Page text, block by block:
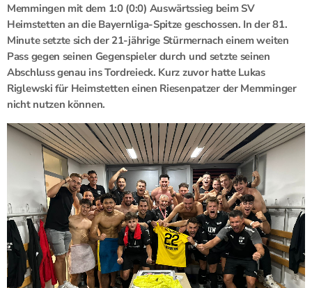
Memmingen mit dem 1:0 (0:0) Auswärtssieg beim SV
Heimstetten an die Bayernliga-Spitze geschossen. In der 81.
Minute setzte sich der 21-jährige Stürmernach einem weiten
Pass gegen seinen Gegenspieler durch und setzte seinen
Abschluss genau ins Tordreieck. Kurz zuvor hatte Lukas
Riglewski für Heimstetten einen Riesenpatzer der Memminger
nicht nutzen können.